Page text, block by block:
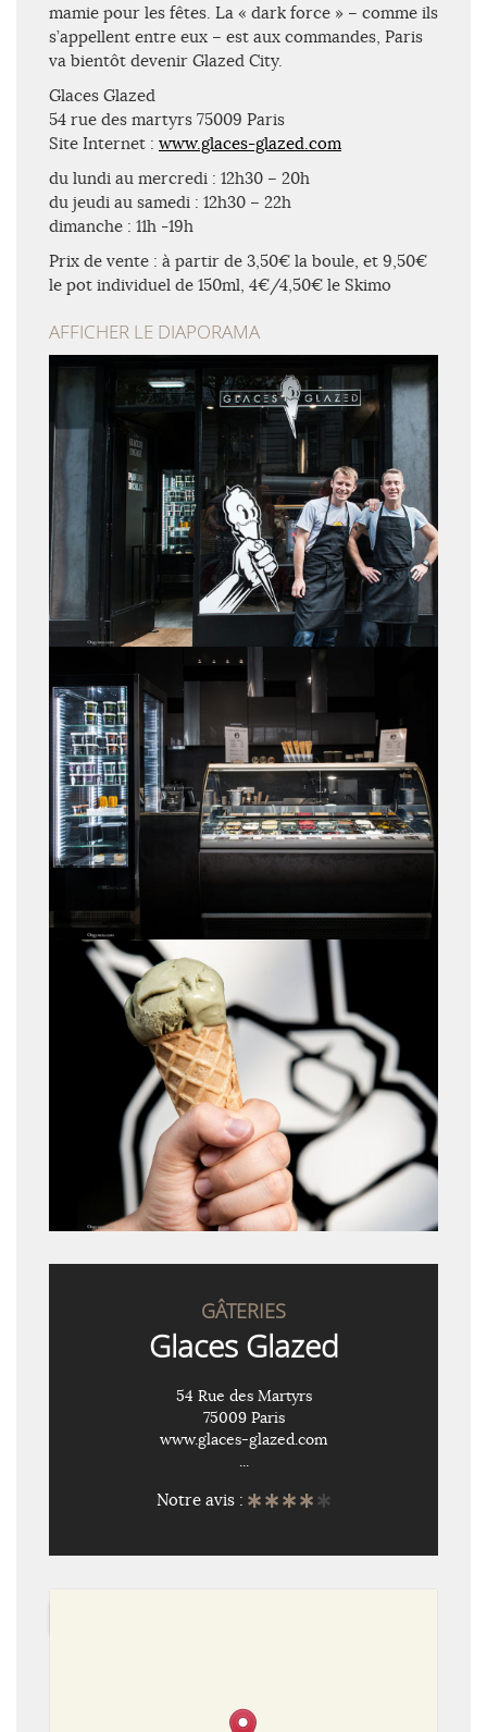
mamie pour les fêtes. La « dark force » – comme ils
s’appellent entre eux – est aux commandes, Paris
va bientôt devenir Glazed City.
Glaces Glazed
54 rue des martyrs 75009 Paris
Site Internet : www.glaces-glazed.com
du lundi au mercredi : 12h30 – 20h
du jeudi au samedi : 12h30 – 22h
dimanche : 11h -19h
Prix de vente : à partir de 3,50€ la boule, et 9,50€
le pot individuel de 150ml, 4€/4,50€ le Skimo
AFFICHER LE DIAPORAMA
GÂTERIES
Glaces Glazed
54 Rue des Martyrs
75009 Paris
www.glaces-glazed.com
...
Notre avis :